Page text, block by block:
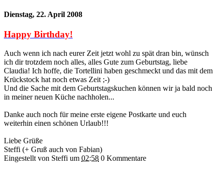
Dienstag, 22. April 2008
Happy Birthday!
Auch wenn ich nach eurer Zeit jetzt wohl zu spät dran bin, wünsch
ich dir trotzdem noch alles, alles Gute zum Geburtstag, liebe
Claudia! Ich hoffe, die Tortellini haben geschmeckt und das mit dem
Krückstock hat noch etwas Zeit ;-)
Und die Sache mit dem Geburtstagskuchen können wir ja bald noch
in meiner neuen Küche nachholen...
Danke auch noch für meine erste eigene Postkarte und euch
weiterhin einen schönen Urlaub!!!
Liebe Grüße
Steffi (+ Gruß auch von Fabian)
Eingestellt von Steffi um 02:58 0 Kommentare